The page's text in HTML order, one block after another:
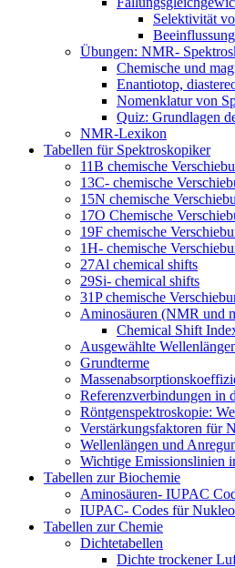
Selektivität
Übungen: NMR-
Chemische und
Enantiotop,
Nomenklatur von
Quiz: Grundlagen
NMR-Lexikon
Tabellen für Spektroskopiker
11B chemische
13C- chemische
15N chemische
17O Chemische
19F chemische
1H- chemische
27Al chemical shifts
29Si- chemical shifts
31P chemische
Aminosäuren (NMR und
Chemical Shift
Ausgewählte
Grundterme
Referenzverbindungen in
Röntgenspektroskopie:
Verstärkungsfaktoren für
Wellenlängen und
Wichtige Emissionslinien
Tabellen zur Biochemie
Aminosäuren- IUPAC
IUPAC- Codes für
Tabellen zur Chemie
Dichtetabellen
Dichte trockener